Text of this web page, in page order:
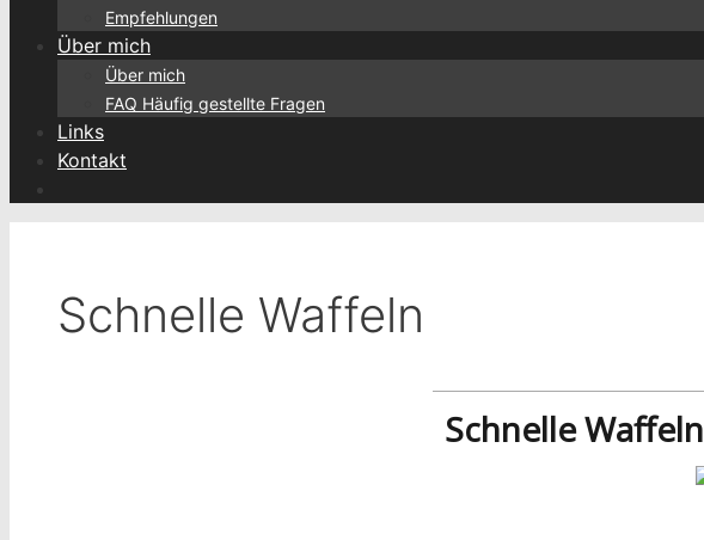
Empfehlungen
Über mich
Über mich
FAQ Häufig gestellte Fragen
Links
Kontakt
Schnelle Waffeln
Schnelle Waffeln